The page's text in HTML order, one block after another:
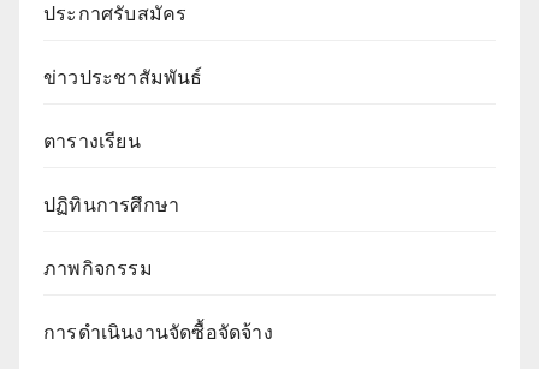
ประกาศรับสมัคร
ข่าวประชาสัมพันธ์
ตารางเรียน
ปฏิทินการศึกษา
ภาพกิจกรรม
การดำเนินงานจัดซื้อจัดจ้าง